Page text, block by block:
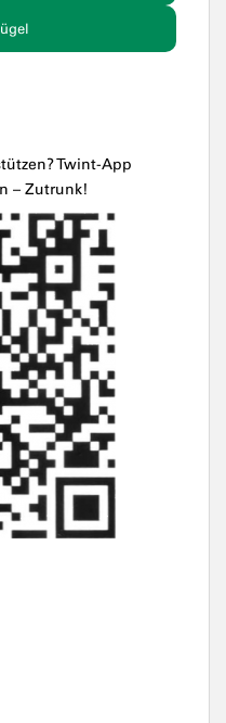
Twint-App
– Zutrunk!